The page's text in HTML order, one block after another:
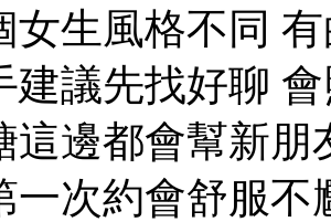
女生風格不同
建議先找好聊
這邊都會幫新朋
一次約會舒服不